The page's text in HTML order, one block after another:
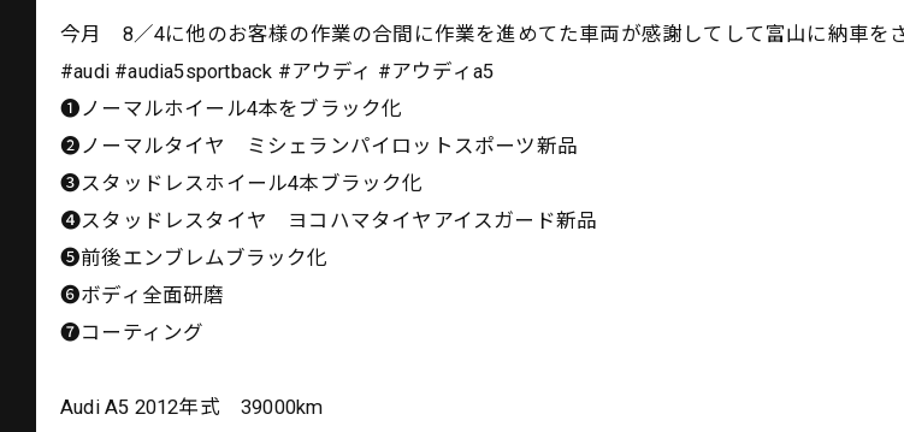
今月 8／4に他のお客様の作業の合間に作業を進めてた車両が感謝してして富山に納車を
#audi #audia5sportback #アウディ #アウディa5
❶ノーマルホイール4本をブラック化
❷ノーマルタイヤ ミシェランパイロットスポーツ新品
❸スタッドレスホイール4本ブラック化
❹スタッドレスタイヤ ヨコハマタイヤアイスガード新品
❺前後エンブレムブラック化
❻ボディ全面研磨
❼コーティング
Audi A5 2012年式 39000km